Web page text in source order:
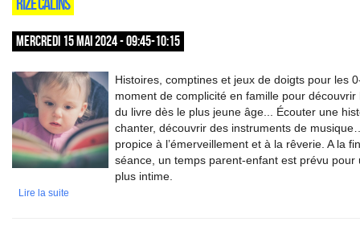
MERCREDI 15 MAI 2024 - 09:45-10:15
Histoires, comptines et jeux de doigts pour les
moment de complicité en famille pour découvrir
du livre dès le plus jeune âge... Écouter une
chanter, découvrir des instruments de
propice à l’émerveillement et à la rêverie. A la
séance, un temps parent-enfant est prévu pour
plus intime.
Lire la suite